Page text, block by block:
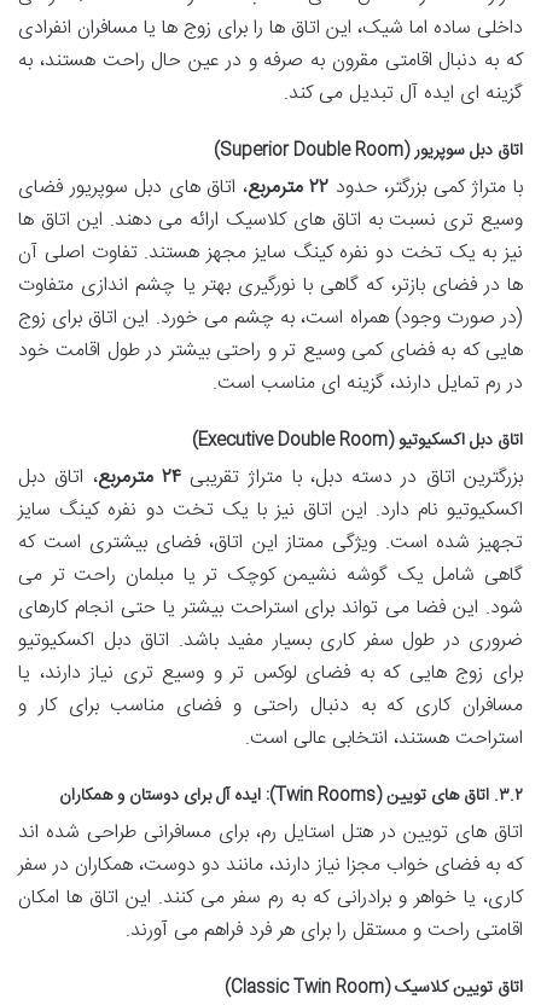
داخلی ساده اما شیک، این اتاق ها را برای زوج ها یا مسافران انفرادی
که به دنبال اقامتی مقرون به صرفه و در عین حال راحت هستند، به
گزینه ای ایده آل تبدیل می کند.
اتاق دبل سوپریور (Superior Double Room)
با متراژ کمی بزرگتر، حدود ۲۲ مترمربع
، اتاق های دبل سوپریور فضای
وسیع تری نسبت به اتاق های کلاسیک ارائه می دهند. این اتاق ها
نیز به یک تخت دو نفره کینگ سایز مجهز هستند. تفاوت اصلی آن
ها در فضای بازتر، که گاهی با نورگیری بهتر یا چشم اندازی متفاوت
(در صورت وجود) همراه است، به چشم می خورد. این اتاق برای زوج
هایی که به فضای کمی وسیع تر و راحتی بیشتر در طول اقامت خود
در رم تمایل دارند، گزینه ای مناسب است.
اتاق دبل اکسکیوتیو (Executive Double Room)
بزرگترین اتاق در دسته دبل، با متراژ تقریبی۲۴ مترمربع
، اتاق دبل
اکسکیوتیو نام دارد. این اتاق نیز با یک تخت دو نفره کینگ سایز
تجهیز شده است. ویژگی ممتاز این اتاق، فضای بیشتری است که
گاهی شامل یک گوشه نشیمن کوچک تر یا مبلمان راحت تر می
شود. این فضا می تواند برای استراحت بیشتر یا حتی انجام کارهای
ضروری در طول سفر کاری بسیار مفید باشد. اتاق دبل اکسکیوتیو
برای زوج هایی که به فضای لوکس تر و وسیع تری نیاز دارند، یا
مسافران کاری که به دنبال راحتی و فضای مناسب برای کار و
استراحت هستند، انتخابی عالی است.
۳.۲. اتاق های تویین (Twin Rooms): ایده آل برای دوستان و همکاران
اتاق های تویین در هتل استایل رم، برای مسافرانی طراحی شده اند
که به فضای خواب مجزا نیاز دارند، مانند دو دوست، همکاران در سفر
کاری، یا خواهر و برادرانی که به رم سفر می کنند. این اتاق ها امکان
اقامتی راحت و مستقل را برای هر فرد فراهم می آورند.
اتاق تویین کلاسیک (Classic Twin Room)